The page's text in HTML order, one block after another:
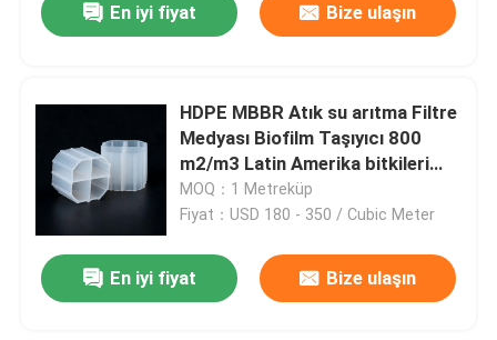
En iyi fiyat Bize ulaşın
HDPE MBBR Atık su arıtma Filtre
Medyası Biofilm Taşıyıcı 800
m2/m3 Latin Amerika bitkileri
için yüzey alanı
MOQ：1 Metreküp
Fiyat：USD 180 - 350 / Cubic Meter
En iyi fiyat Bize ulaşın